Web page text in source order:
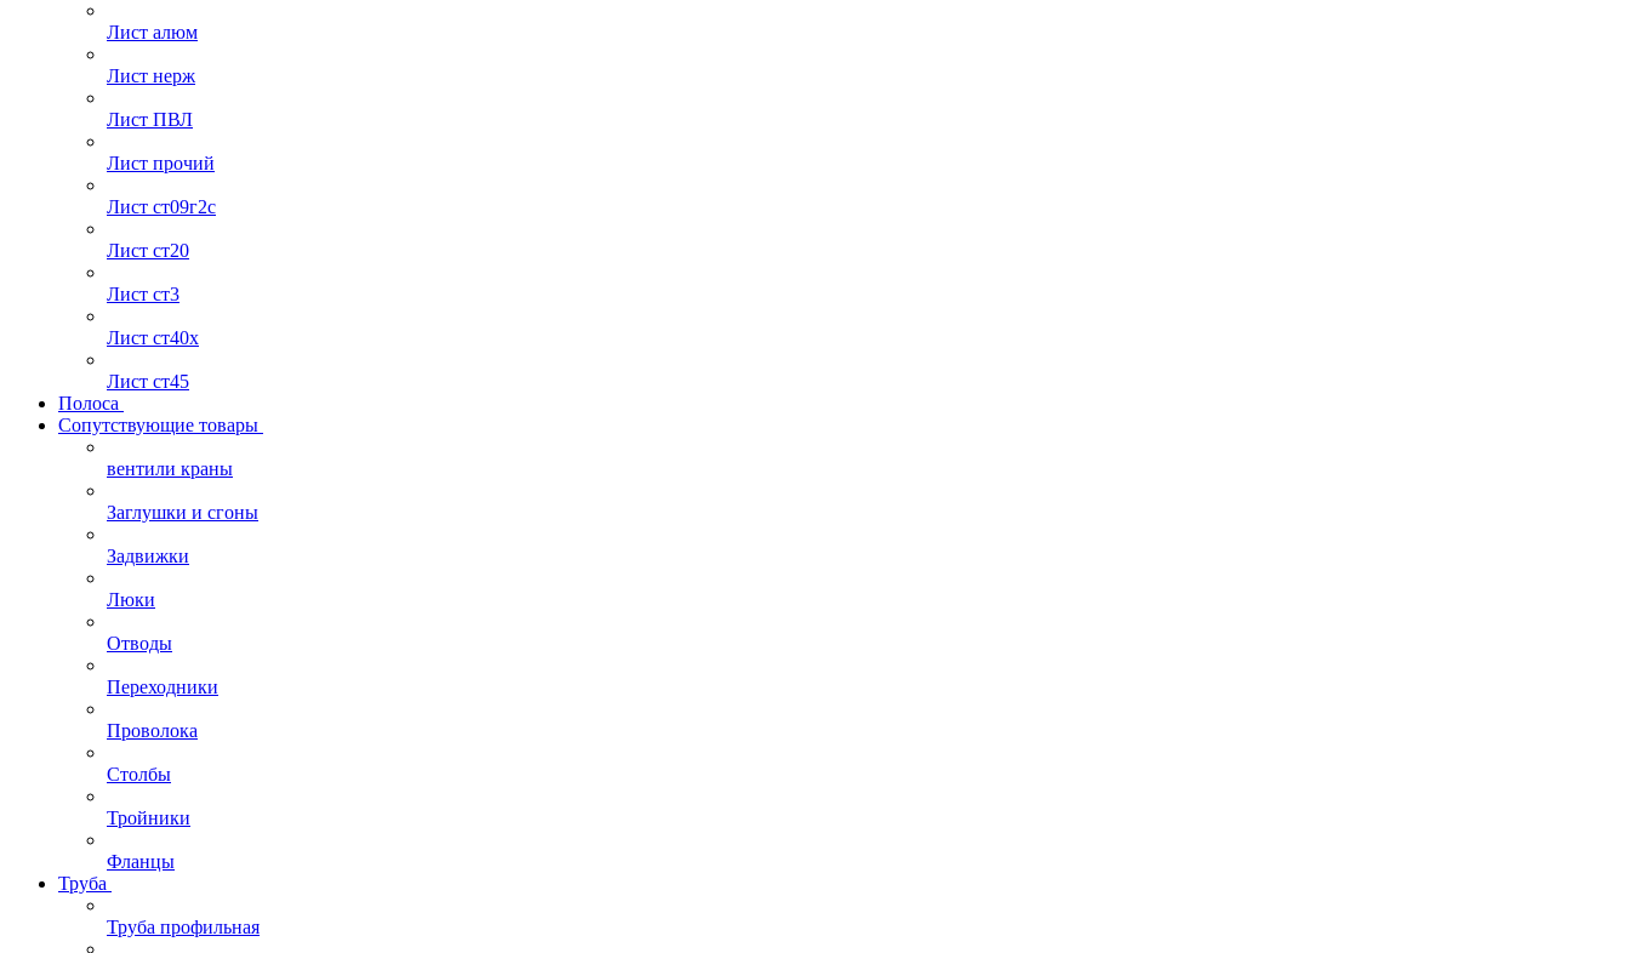
Лист алюм
Лист нерж
Лист ПВЛ
Лист прочий
Лист ст09г2с
Лист ст20
Лист ст3
Лист ст40х
Лист ст45
Полоса
Сопутствующие товары
вентили краны
Заглушки и сгоны
Задвижки
Люки
Отводы
Переходники
Проволока
Столбы
Тройники
Фланцы
Труба
Труба профильная